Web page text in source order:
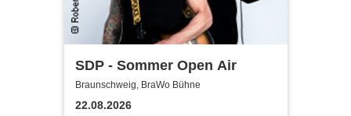
SDP - Sommer Open Air
Braunschweig, BraWo Bühne
22.08.2026